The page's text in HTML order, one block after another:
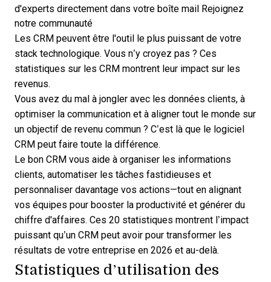
d'experts directement dans votre boîte mail
Rejoignez
notre communauté
Les CRM peuvent être l'outil le plus puissant de votre
stack technologique. Vous n’y croyez pas ? Ces
statistiques sur les CRM montrent leur impact sur les
revenus.
Vous avez du mal à jongler avec les données clients, à
optimiser la communication et à aligner tout le monde sur
un objectif de revenu commun ? C’est là que le logiciel
CRM peut faire toute la différence.
Le bon CRM vous aide à organiser les informations
clients, automatiser les tâches fastidieuses et
personnaliser davantage vos actions—tout en alignant
vos équipes pour booster la productivité et générer du
chiffre d'affaires. Ces 20 statistiques montrent l’impact
puissant qu’un CRM peut avoir pour transformer les
résultats de votre entreprise en 2026 et au-delà.
Statistiques d’utilisation des